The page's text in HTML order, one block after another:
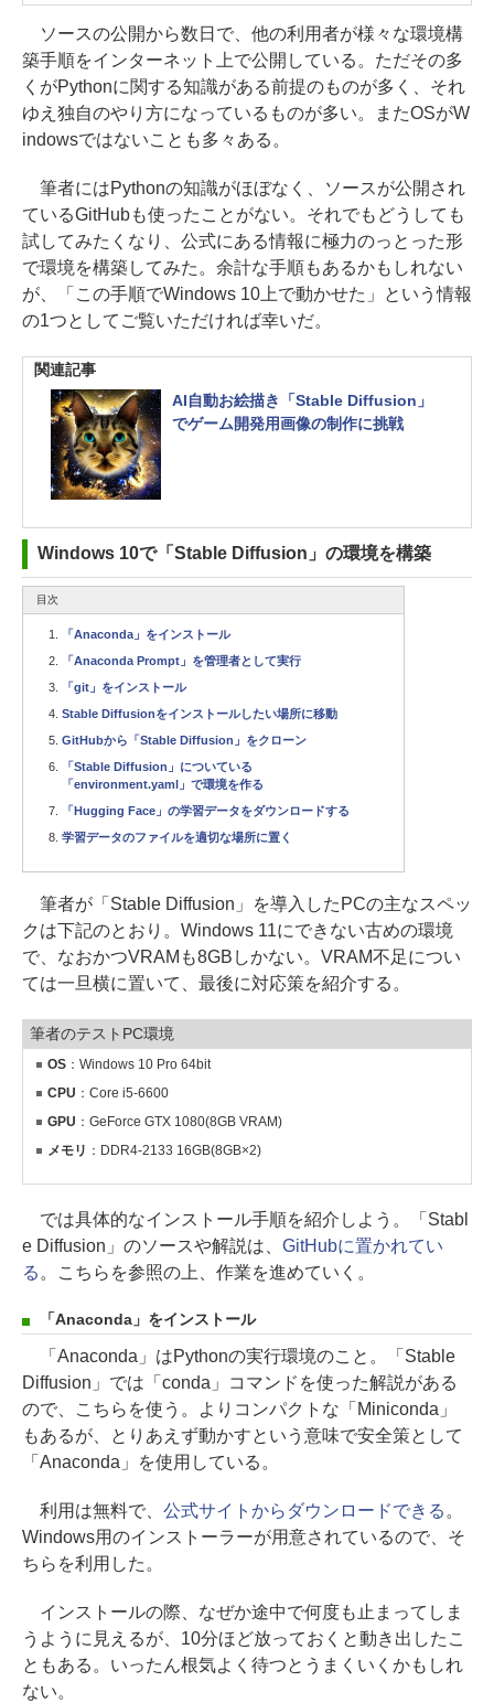
ソースの公開から数日で、他の利用者が様々な環境構
築手順をインターネット上で公開している。ただその多
くがPythonに関する知識がある前提のものが多く、それ
ゆえ独自のやり方になっているものが多い。またOSがW
indowsではないことも多々ある。
筆者にはPythonの知識がほぼなく、ソースが公開され
ているGitHubも使ったことがない。それでもどうしても
試してみたくなり、公式にある情報に極力のっとった形
で環境を構築してみた。余計な手順もあるかもしれない
が、「この手順でWindows 10上で動かせた」という情報
の1つとしてご覧いただければ幸いだ。
関連記事
AI自動お絵描き「Stable Diffusion」
でゲーム開発用画像の制作に挑戦
Windows 10で「Stable Diffusion」の環境を構築
目次
「Anaconda」をインストール
「Anaconda Prompt」を管理者として実行
「git」をインストール
Stable Diffusionをインストールしたい場所に移動
GitHubから「Stable Diffusion」をクローン
「Stable Diffusion」についている
「environment.yaml」で環境を作る
「Hugging Face」の学習データをダウンロードする
学習データのファイルを適切な場所に置く
筆者が「Stable Diffusion」を導入したPCの主なスペッ
クは下記のとおり。Windows 11にできない古めの環境
で、なおかつVRAMも8GBしかない。VRAM不足につい
ては一旦横に置いて、最後に対応策を紹介する。
筆者のテストPC環境
OS ：Windows 10 Pro 64bit
CPU ：Core i5-6600
GPU ：GeForce GTX 1080(8GB VRAM)
メモリ ：DDR4-2133 16GB(8GB×2)
では具体的なインストール手順を紹介しよう。「Stabl
e Diffusion」のソースや解説は、 GitHubに置かれてい
る 。こちらを参照の上、作業を進めていく。
「Anaconda」をインストール
「Anaconda」はPythonの実行環境のこと。「Stable
Diffusion」では「conda」コマンドを使った解説がある
ので、こちらを使う。よりコンパクトな「Miniconda」
もあるが、とりあえず動かすという意味で安全策として
「Anaconda」を使用している。
利用は無料で、 公式サイトからダウンロードできる 。
Windows用のインストーラーが用意されているので、そ
ちらを利用した。
インストールの際、なぜか途中で何度も止まってしま
うように見えるが、10分ほど放っておくと動き出したこ
ともある。いったん根気よく待つとうまくいくかもしれ
ない。